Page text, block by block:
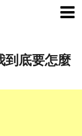
到底要怎麼